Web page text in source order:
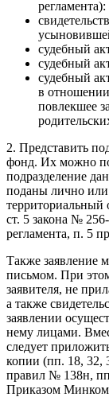
регламента):
судебный
судебный
судебный
в
повлекшее
2. Представить
фонд. Их можно
подразделение
поданы лично или
ст. 5 закона №
регламента, п. 5
Также заявление
письмом. При
заявителя, не
а также
заявлении
нему лицами.
следует
копии (пп. 18, 32,
правил № 138н,
Приказом